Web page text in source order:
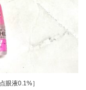
眼液0.1%］